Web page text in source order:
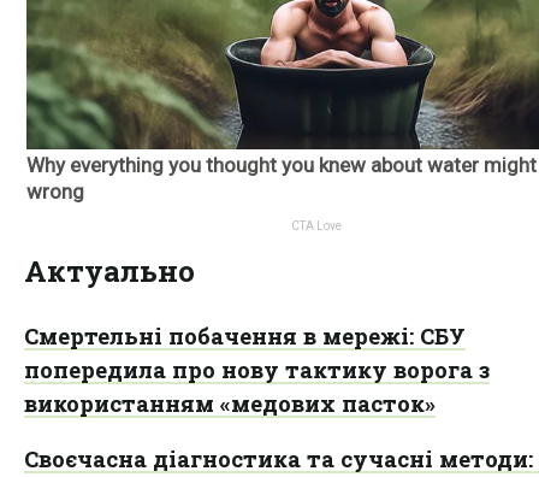
Актуально
Смертельні побачення в мережі: СБУ
попередила про нову тактику ворога з
використанням «медових пасток»
Своєчасна діагностика та сучасні